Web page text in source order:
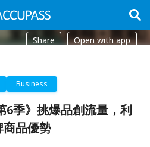
Share Open with app
Business
6季》挑爆品創流量，利
品優勢